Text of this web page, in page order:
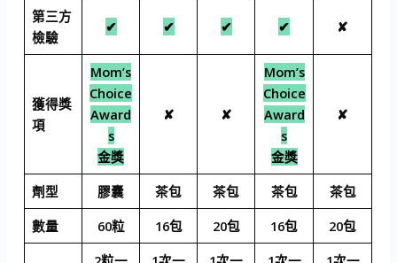
第三方
檢驗
✔ ✔ ✔ ✔ ✘
獲得獎
項
Mom’s
Choice
Award
s
金獎
✘ ✘
Mom’s
Choice
Award
s
金獎
✘
劑型 膠囊 茶包 茶包 茶包
茶包
數量
60粒 16包 20包 16包
20包